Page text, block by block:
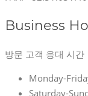
Business
방문 고객 응대 시간
Monday-
Saturday-